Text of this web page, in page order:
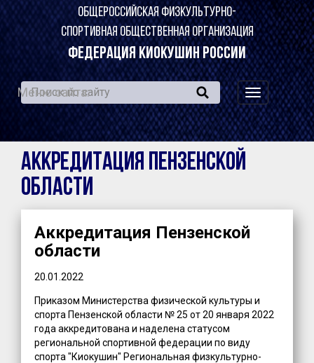
ОБЩЕРОССИЙСКАЯ ФИЗКУЛЬТУРНО-
СПОРТИВНАЯ ОБЩЕСТВЕННАЯ ОРГАНИЗАЦИЯ
ФЕДЕРАЦИЯ КИОКУШИН РОССИИ
навигация
по
сайту
Меню сайта:
Аккредитация Пензенской
области
Аккредитация Пензенской
области
20.01.2022
Приказом Министерства физической культуры и
спорта Пензенской области № 25 от 20 января 2022
года аккредитована и наделена статусом
региональной спортивной федерации по виду
спорта "Киокушин" Региональная физкультурно-